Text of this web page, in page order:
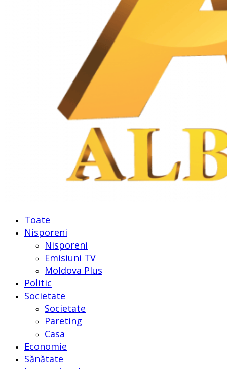
Toate
Nisporeni
Nisporeni
Emisiuni TV
Moldova Plus
Politic
Societate
Societate
Pareting
Casa
Economie
Sănătate